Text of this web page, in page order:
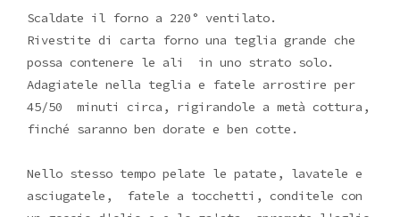
Scaldate il forno a 220° ventilato.
Rivestite di carta forno una teglia grande che
possa contenere le ali in uno strato solo.
Adagiatele nella teglia e fatele arrostire per
45/50 minuti circa, rigirandole a metà cottura,
finché saranno ben dorate e ben cotte.
Nello stesso tempo pelate le patate, lavatele e
asciugatele, fatele a tocchetti, conditele con